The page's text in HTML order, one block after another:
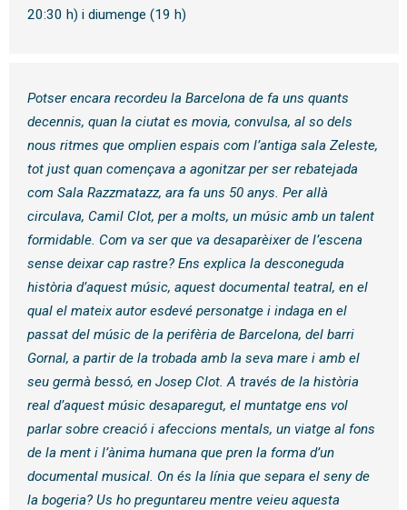
20:30 h) i diumenge (19 h)
Potser encara recordeu la Barcelona de fa uns quants
decennis, quan la ciutat es movia, convulsa, al so dels
nous ritmes que omplien espais com l’antiga sala Zeleste,
tot just quan començava a agonitzar per ser rebatejada
com Sala Razzmatazz, ara fa uns 50 anys. Per allà
circulava, Camil Clot, per a molts, un músic amb un talent
formidable. Com va ser que va desaparèixer de l’escena
sense deixar cap rastre? Ens explica la desconeguda
història d’aquest músic, aquest documental teatral, en el
qual el mateix autor esdevé personatge i indaga en el
passat del músic de la perifèria de Barcelona, del barri
Gornal, a partir de la trobada amb la seva mare i amb el
seu germà bessó, en Josep Clot. A través de la història
real d’aquest músic desaparegut, el muntatge ens vol
parlar sobre creació i afeccions mentals, un viatge al fons
de la ment i l’ànima humana que pren la forma d’un
documental musical. On és la línia que separa el seny de
la bogeria? Us ho preguntareu mentre veieu aquesta